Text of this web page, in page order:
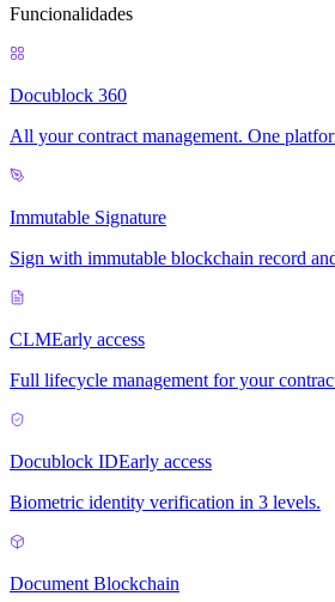
Funcionalidades
Docublock 360
All your contract management. One
Immutable Signature
Sign with immutable blockchain record
CLMEarly access
Full lifecycle management for your
Docublock IDEarly access
Biometric identity verification in 3 levels.
Document Blockchain